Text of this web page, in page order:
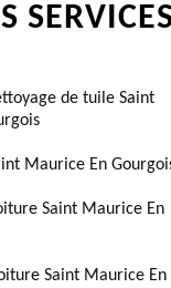
de tuile Saint
Maurice En
Saint Maurice En
Saint Maurice En